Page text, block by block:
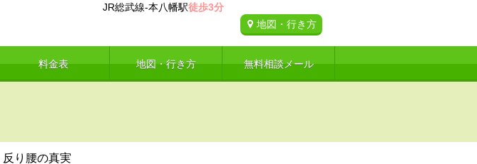
JR総武線-本八幡駅徒歩3分
地図・行き方
料金表 地図・行き方 無料相談メール
反り腰の真実